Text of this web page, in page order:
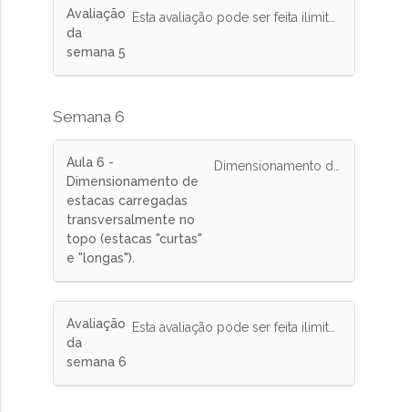
Avaliação
da
semana 5
Semana 6
Aula 6 -
Dimensionamento de
estacas carregadas
transversalmente no
topo (estacas "curtas"
e "longas").
Avaliação
da
semana 6
Esta avaliação pode ser feita ilimitadas vezes e tem peso de 10% na nota final.